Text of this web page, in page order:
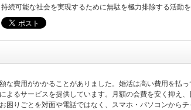
持続可能な社会を実現するために無駄を極力排除する活動を
な費用がかかることがありました。婚活は高い費用を払
よるサービスを提供しています。月額の会費を安く抑え
困りごとを対面や電話ではなく、スマホ・パソコンから